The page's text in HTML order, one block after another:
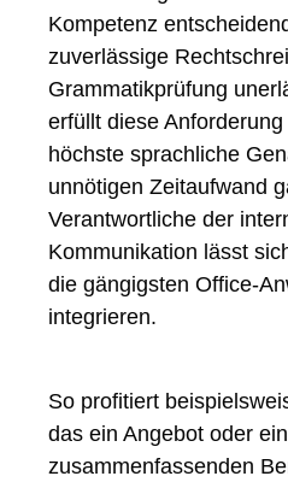
Kompetenz
zuverlässige
Grammatikprüfung
erfüllt diese
höchste sprachliche
unnötigen Zeitaufwand
Verantwortliche der
Kommunikation lässt
die gängigsten Office-
integrieren.
So profitiert
das ein Angebot oder
zusammenfassenden